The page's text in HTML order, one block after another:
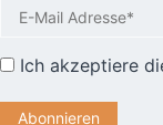
Ich akzeptiere